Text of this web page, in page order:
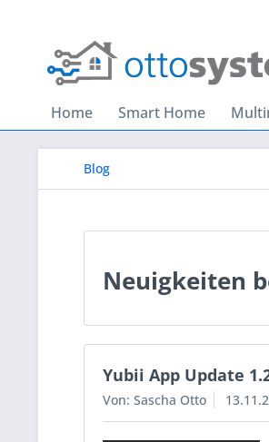
Home Smart Home
Blog
Neuigkeiten
Yubii App Update
Von: Sascha Otto